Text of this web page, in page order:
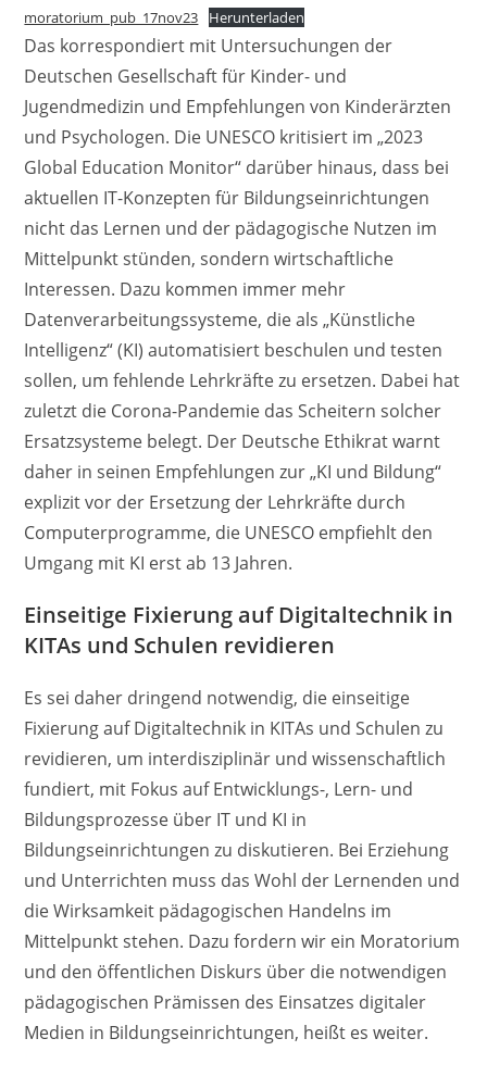
moratorium_pub_17nov23 Herunterladen
Das korrespondiert mit Untersuchungen der
Deutschen Gesellschaft für Kinder- und
Jugendmedizin und Empfehlungen von Kinderärzten
und Psychologen. Die UNESCO kritisiert im „2023
Global Education Monitor“ darüber hinaus, dass bei
aktuellen IT-Konzepten für Bildungseinrichtungen
nicht das Lernen und der pädagogische Nutzen im
Mittelpunkt stünden, sondern wirtschaftliche
Interessen. Dazu kommen immer mehr
Datenverarbeitungssysteme, die als „Künstliche
Intelligenz“ (KI) automatisiert beschulen und testen
sollen, um fehlende Lehrkräfte zu ersetzen. Dabei hat
zuletzt die Corona-Pandemie das Scheitern solcher
Ersatzsysteme belegt. Der Deutsche Ethikrat warnt
daher in seinen Empfehlungen zur „KI und Bildung“
explizit vor der Ersetzung der Lehrkräfte durch
Computerprogramme, die UNESCO empfiehlt den
Umgang mit KI erst ab 13 Jahren.
Einseitige Fixierung auf Digitaltechnik in
KITAs und Schulen revidieren
Es sei daher dringend notwendig, die einseitige
Fixierung auf Digitaltechnik in KITAs und Schulen zu
revidieren, um interdisziplinär und wissenschaftlich
fundiert, mit Fokus auf Entwicklungs-, Lern- und
Bildungsprozesse über IT und KI in
Bildungseinrichtungen zu diskutieren. Bei Erziehung
und Unterrichten muss das Wohl der Lernenden und
die Wirksamkeit pädagogischen Handelns im
Mittelpunkt stehen. Dazu fordern wir ein Moratorium
und den öffentlichen Diskurs über die notwendigen
pädagogischen Prämissen des Einsatzes digitaler
Medien in Bildungseinrichtungen, heißt es weiter.